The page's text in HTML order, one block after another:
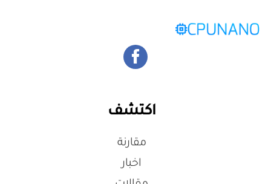
اكتشف
مقارنة
اخبار